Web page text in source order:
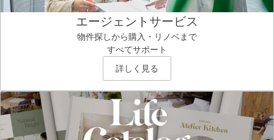
エージェントサービス
物件探しから購入・リノベまで
すべてサポート
詳しく見る